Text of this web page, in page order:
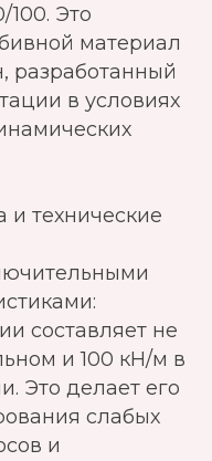
Это
материал
разработанный
в условиях
технические
составляет не
и 100 кН/м в
Это делает его
слабых
и